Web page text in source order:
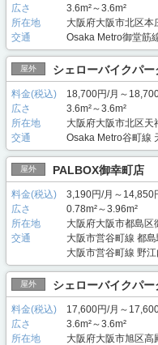
広さ
3.6m²～3.6m²
所在地
大阪府大阪市北区本
交通
Osaka Metro御堂筋
屋外 シェローバイクパ
料金(税込)
18,700円/月～
広さ
3.6m²～3.6m²
所在地
大阪府大阪市北区天
交通
Osaka Metro谷町線
屋外 PALBOX御幸町店
料金(税込)
3,190円/月～14,850
広さ
0.78m²～3.96m²
所在地
大阪府大阪市都島区
交通
大阪市営谷町線 都
大阪市営谷町線 野
屋外 シェローバイクパー
料金(税込)
17,600円/月～
広さ
3.6m²～3.6m²
所在地
大阪府大阪市旭区高